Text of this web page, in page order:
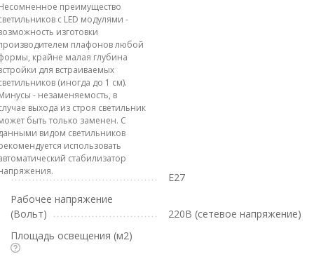
преимущество
с LED модулями -
изготовки
плафонов любой
крайне малая глубина
для встраиваемых
(иногда до 1 см).
- незаменяемость, в
выхода из строя светильник
быть только заменен. С
видом светильников
использовать
стабилизатор
E27
Рабочее напряжение
(Вольт)
220В (сетевое напряжение)
Площадь освещения (м2)